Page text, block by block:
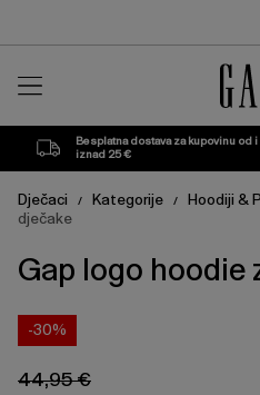
Besplatna dostava za kupovinu od i
iznad 25 €
Dječaci / Kategorije / Hoodiji &
dječake
Gap logo hoodie
-30%
44,95 €
može
ažurirati
na
odabira
može
ažurirati
na
odabira